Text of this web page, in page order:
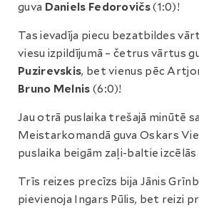
guva Daniels Fedorovičs(1:0)!
Tas ievadīja piecu bezatbildes
viesu izpildījumā – četrus vārtus
Puzirevskis, bet vienus pēc
Bruno Melnis (6:0)!
Jau otrā puslaika trešajā minūtē
Meistarkomandā guva Oskars
puslaika beigām zaļi-baltie
Trīs reizes precīzs bija Jānis
pievienoja Ingars Pūlis, bet reizi